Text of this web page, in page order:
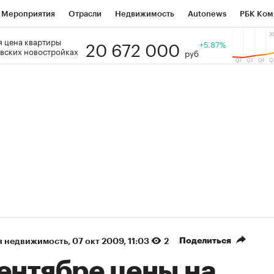
Мероприятия Отрасли Недвижимость Autonews РБК
РБК Образование Тренды
цена квартиры
новостройках
20 672 000 руб
+5.87%
недвижимость⁠, 07 окт 2009, 11:03 2 Поделиться